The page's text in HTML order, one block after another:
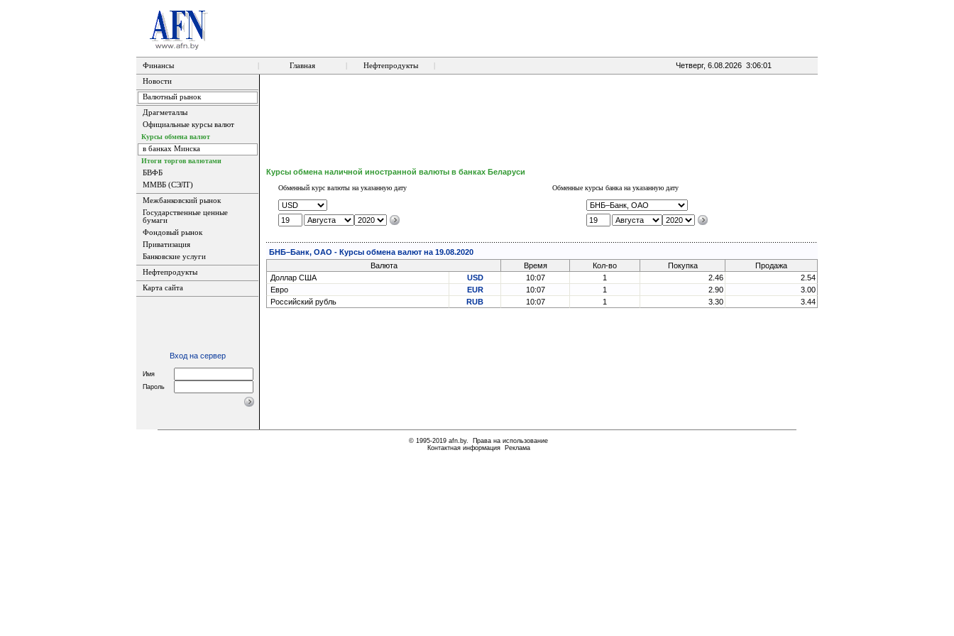
Финансы Главная Нефтепродукты Четверг, 6.08.2026 3:06:01
Новости
Валютный рынок
Драгметаллы
Официальные курсы валют
Курсы обмена валют
в банках Минска
Итоги торгов валютами
БВФБ
ММВБ (СЭЛТ)
Межбанковский рынок
Государственные ценные
бумаги
Фондовый рынок
Приватизация
Банковские услуги
Нефтепродукты
Карта сайта
Вход на сервер
Имя
Пароль
Курсы обмена наличной иностранной валюты в банках Беларуси
Обменный курс валюты на указанную дату Обменные курсы банка на указанную дату
БНБ–Банк, ОАО - Курсы обмена валют на 19.08.2020
Валюта
Время Кол-во Покупка
Продажа
Доллар США
USD 10:07 1 2.46
2.54
Евро
EUR 10:07 1 2.90
3.00
Российский рубль
RUB 10:07 1 3.30 3.44
© 1995-2019 afn.by. Права на использование
Контактная информация
Реклама